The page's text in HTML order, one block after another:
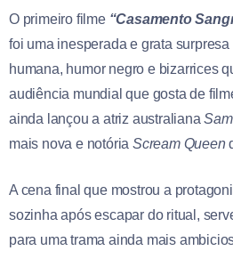
O primeiro filme “Casamento
foi uma inesperada e grata
humana, humor negro e bizarrices
audiência mundial que gosta de
ainda lançou a atriz australiana
mais nova e notóriaScream Queen
A cena final que mostrou a
sozinha após escapar do ritual,
para uma trama ainda mais